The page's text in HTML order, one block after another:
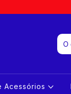
Acessórios